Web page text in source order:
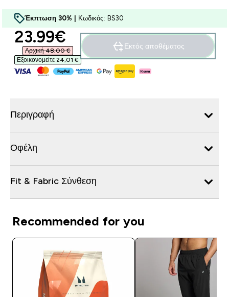
Έκπτωση 30% | Κωδικός: BS30
discounted price
23.99€‎
Αρχική 48,00 €‎
Εξοικονομείτε 24,01 €‎
Εκτός αποθέματος
Περιγραφή
Οφέλη
Fit & Fabric Σύνθεση
Recommended for you